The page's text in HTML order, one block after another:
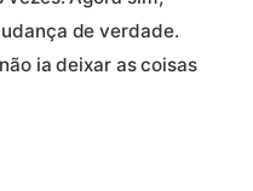
de verdade.
ia deixar as coisas